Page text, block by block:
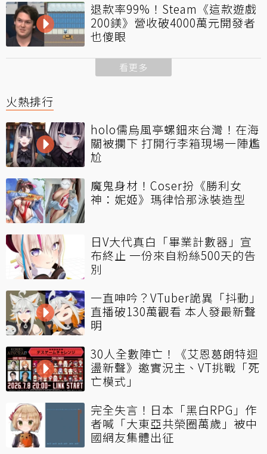
退款率99%！Steam《這款遊戲
200鎂》營收破4000萬元開發者
也傻眼
看更多
火熱排行
holo儒烏風亭螺鈿來台灣！在海
關被攔下 打開行李箱現場一陣尷
尬
魔鬼身材！Coser扮《勝利女
神：妮姬》瑪律恰那泳裝造型
日V大代真白「畢業計數器」宣
布終止 一份來自粉絲500天的告
別
一直呻吟？VTuber詭異「抖動」
直播破130萬觀看 本人發最新聲
明
30人全數陣亡！《艾恩葛朗特迴
盪新聲》邀實況主、VT挑戰「死
亡模式」
完全失言！日本「黑白RPG」作
者喊「大東亞共榮圈萬歲」被中
國網友集體出征